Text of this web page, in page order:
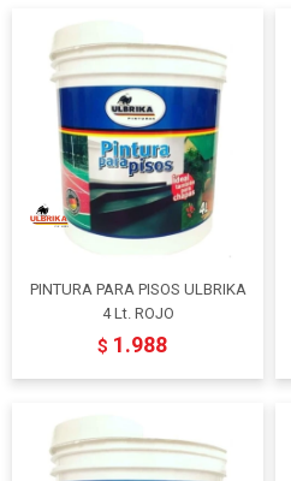
PINTURA PARA PISOS ULBRIKA
4 Lt. ROJO
$ 1.988